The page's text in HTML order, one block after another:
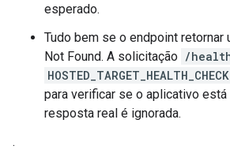
esperado.
Tudo bem se o endpoint retornar
Not Found. A solicitação /
para verificar se o aplicativo está
resposta real é ignorada.
.